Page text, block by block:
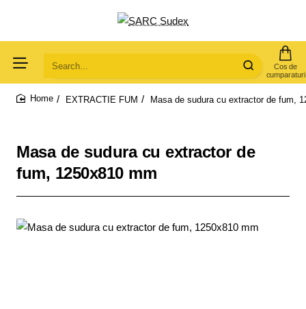
Search...
EXTRACTIE FUM Masa de sudura cu extractor de fum,
Masa de sudura cu extractor de
fum, 1250x810 mm